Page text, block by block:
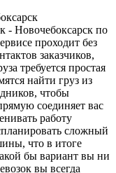
- Новочебоксарск по
проходит без
заказчиков,
требуется простая
найти груз из
чтобы
соединяет вас
работу
сложный
что в итоге
бы вариант вы ни
вы всегда